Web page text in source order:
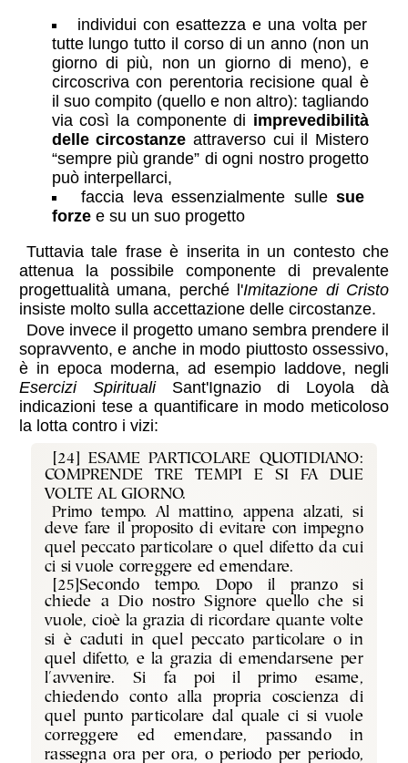
individui con esattezza e una volta per
tutte lungo tutto il corso di un anno (non un
giorno di più, non un giorno di meno), e
circoscriva con perentoria recisione qual è
il suo compito (quello e non altro): tagliando
via così la componente di imprevedibilità
delle circostanze attraverso cui il Mistero
“sempre più grande” di ogni nostro progetto
può interpellarci,
faccia leva essenzialmente sullesue
forzee su un suo progetto
Tuttavia tale frase è inserita in un contesto che
attenua la possibile componente di prevalente
progettualità umana, perché l'Imitazione di Cristo
insiste molto sulla accettazione delle circostanze.
Dove invece il progetto umano sembra prendere il
sopravvento, e anche in modo piuttosto ossessivo,
è in epoca moderna, ad esempio laddove, negli
Esercizi SpiritualiSant'Ignazio di Loyola dà
indicazioni tese a quantificare in modo meticoloso
la lotta contro i vizi:
[24] ESAME PARTICOLARE QUOTIDIANO:
COMPRENDE TRE TEMPI E SI FA DUE
VOLTE AL GIORNO.
Primo tempo. Al mattino, appena alzati, si
deve fare il proposito di evitare con impegno
quel peccato particolare o quel difetto da cui
ci si vuole correggere ed emendare.
[25]Secondo tempo. Dopo il pranzo si
chiede a Dio nostro Signore quello che si
vuole, cioè la grazia di ricordare quante volte
si è caduti in quel peccato particolare o in
quel difetto, e la grazia di emendarsene per
l'avvenire. Si fa poi il primo esame,
chiedendo conto alla propria coscienza di
quel punto particolare dal quale ci si vuole
correggere ed emendare, passando in
rassegna ora per ora, o periodo per periodo,